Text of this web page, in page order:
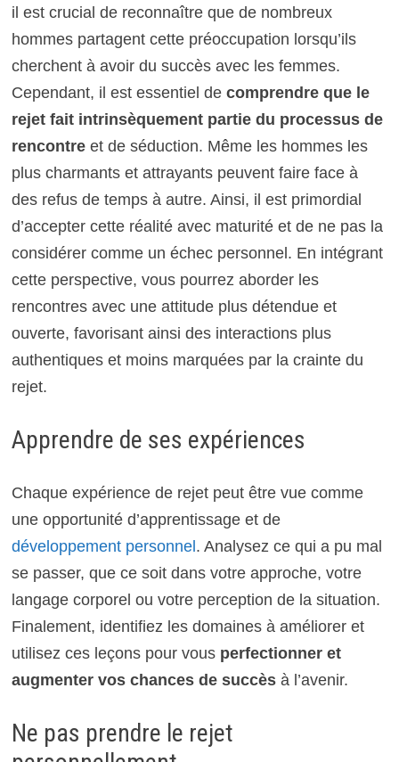
il est crucial de reconnaître que de nombreux
hommes partagent cette préoccupation lorsqu’ils
cherchent à avoir du succès avec les femmes.
Cependant, il est essentiel de comprendre que le
rejet fait intrinsèquement partie du processus de
rencontreet de séduction. Même les hommes les
plus charmants et attrayants peuvent faire face à
des refus de temps à autre. Ainsi, il est primordial
d’accepter cette réalité avec maturité et de ne pas la
considérer comme un échec personnel. En intégrant
cette perspective, vous pourrez aborder les
rencontres avec une attitude plus détendue et
ouverte, favorisant ainsi des interactions plus
authentiques et moins marquées par la crainte du
rejet.
Apprendre de ses expériences
Chaque expérience de rejet peut être vue comme
une opportunité d’apprentissage et de
développement personnel . Analysez ce qui a pu mal
se passer, que ce soit dans votre approche, votre
langage corporel ou votre perception de la situation.
Finalement, identifiez les domaines à améliorer et
utilisez ces leçons pour vous perfectionner et
augmenter vos chances de succèsà l’avenir.
Ne pas prendre le rejet